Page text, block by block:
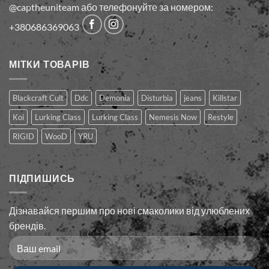
@captheuniteam або телефонуйте за номером:
+380686369063
МІТКИ ТОВАРІВ
Blackcraft Cult Ddc Demonia Disturbia jeans
Killstar
Koi
Lurking Class Lurking Сlass Nemesis Now
Restyle
RIGID
WooD YRU
ПІДПИШИСЬ
Дізнавайся першим про нові смаколики від улюблених
брендів.